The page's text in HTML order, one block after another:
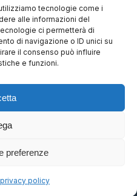
tecnologie come i
alle informazioni del
ci permetterà di
di navigazione o ID unici su
il consenso può influire
e funzioni.
preferenze
policy
- 2732-5687 (EN)
continuo